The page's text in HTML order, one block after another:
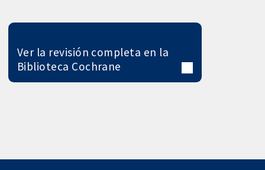
Ver la revisión completa en la
Biblioteca Cochrane